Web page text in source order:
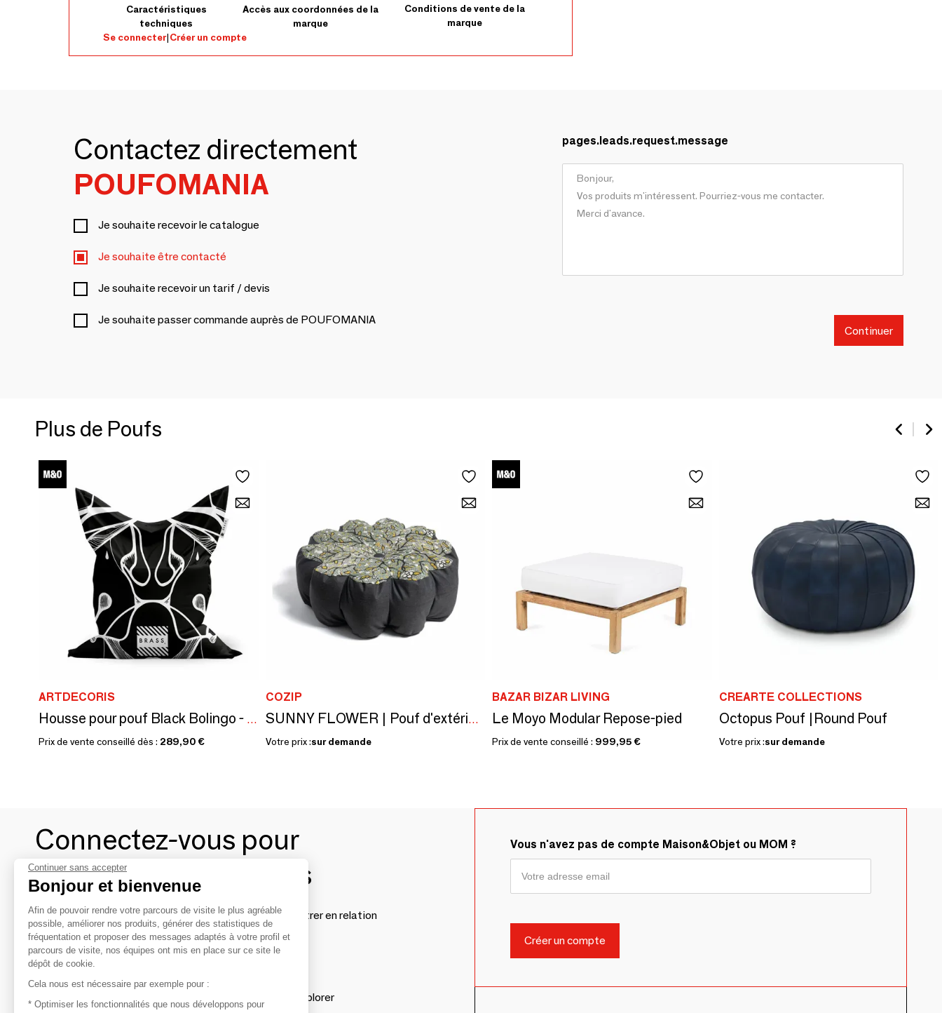
Caractéristiques
techniques
Accès aux coordonnées de la
marque
Conditions de vente de la
marque
Se connecter|Créer un compte
Contactez directement
POUFOMANIA
Je souhaite recevoir le catalogue
Je souhaite être contacté
Je souhaite recevoir un tarif / devis
Je souhaite passer commande auprès de POUFOMANIA
pages.leads.request.message
Continuer
Plus de Poufs
ARTDECORIS
Housse pour pouf Black Bolingo - Design by BRASS
Prix de vente conseillé dès : 289,90 €
COZIP
SUNNY FLOWER | Pouf d'extérieur | 80 x h30 cm
Votre prix :sur demande
BAZAR BIZAR LIVING
Le Moyo Modular Repose-pied
Prix de vente conseillé : 999,95 €
CREARTE COLLECTIONS
Octopus Pouf |Round Pouf
Votre prix :sur demande
Connectez-vous pour
contacter les marques
Afin de profiter au mieux de l'expérience MOM et de rentrer en relation
avec vos marques préférées, créez-vous un compte.
Découvrir
Les produits de milliers de fournisseurs à explorer
Vous n'avez pas de compte Maison&Objet ou MOM ?
Continuer sans accepter
Bonjour et bienvenue
Afin de pouvoir rendre votre parcours de visite le plus agréable
possible, améliorer nos produits, générer des statistiques de
fréquentation et proposer des messages adaptés à votre profil et
parcours de visite, nos équipes ont mis en place sur ce site le
dépôt de cookie.
Cela nous est nécessaire par exemple pour :
* Optimiser les fonctionnalités que nous développons pour